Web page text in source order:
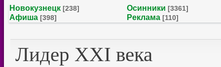
Новокузнецк [238] Осинники [3361]
Афиша [398] Реклама [110]
Лидер XXI века